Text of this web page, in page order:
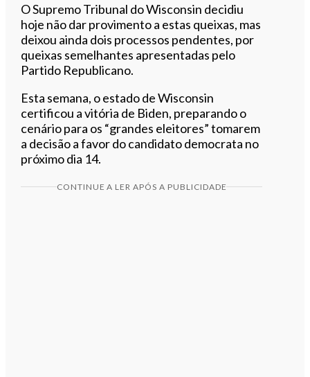
O Supremo Tribunal do Wisconsin decidiu
hoje não dar provimento a estas queixas, mas
deixou ainda dois processos pendentes, por
queixas semelhantes apresentadas pelo
Partido Republicano.
Esta semana, o estado de Wisconsin
certificou a vitória de Biden, preparando o
cenário para os “grandes eleitores” tomarem
a decisão a favor do candidato democrata no
próximo dia 14.
CONTINUE A LER APÓS A PUBLICIDADE